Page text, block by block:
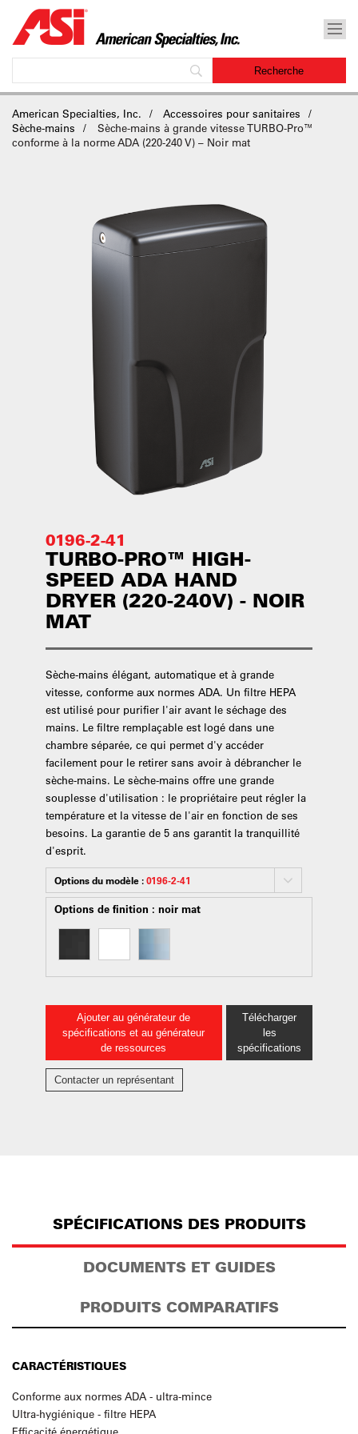
American Specialties, Inc.
Accessoires pour sanitaires
Sèche-mains
Sèche-mains à grande vitesse TURBO-Pro™
conforme à la norme ADA (220-240 V) – Noir mat
0196-2-41
TURBO-PRO™ HIGH-
SPEED ADA HAND
DRYER (220-240V) - NOIR
MAT
Sèche-mains élégant, automatique et à grande
vitesse, conforme aux normes ADA. Un filtre HEPA
est utilisé pour purifier l'air avant le séchage des
mains. Le filtre remplaçable est logé dans une
chambre séparée, ce qui permet d'y accéder
facilement pour le retirer sans avoir à débrancher le
sèche-mains. Le sèche-mains offre une grande
souplesse d'utilisation : le propriétaire peut régler la
température et la vitesse de l'air en fonction de ses
besoins. La garantie de 5 ans garantit la tranquillité
d'esprit.
Options du modèle :0196-2-41
Options de finition : noir mat
Ajouter au générateur de
spécifications et au générateur
de ressources
Télécharger
les
spécifications
Contacter un représentant
SPÉCIFICATIONS DES PRODUITS
DOCUMENTS ET GUIDES
PRODUITS COMPARATIFS
CARACTÉRISTIQUES
Conforme aux normes ADA - ultra-mince
Ultra-hygiénique - filtre HEPA
Efficacité énergétique